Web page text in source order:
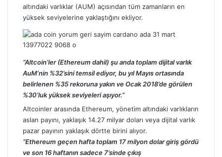
altındaki varlıklar (AUM) açısından tüm zamanların en
yüksek seviyelerine yaklaştığını ekliyor.
“Altcoin’ler (Ethereum dahil) şu anda toplam dijital varlık
AuM’nin %32’sini temsil ediyor, bu yıl Mayıs ortasında
belirlenen %35 rekoruna yakın ve Ocak 2018’de görülen
%30’luk yüksek seviyeleri aşıyor.”
Altcoinler arasında Ethereum, yönetim altındaki varlıkların
aslan payını, yaklaşık 14.27 milyar doları veya dijital varlık
pazar payının yaklaşık dörtte birini alıyor.
“Ethereum geçen hafta toplam 17 milyon dolar giriş gördü
ve son 16 haftanın sadece 7’sinde çıkış